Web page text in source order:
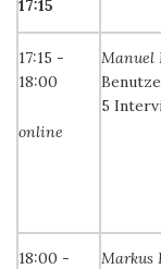
17:15
17:15 -
18:00
online
Manuel
5
18:00 -
Markus